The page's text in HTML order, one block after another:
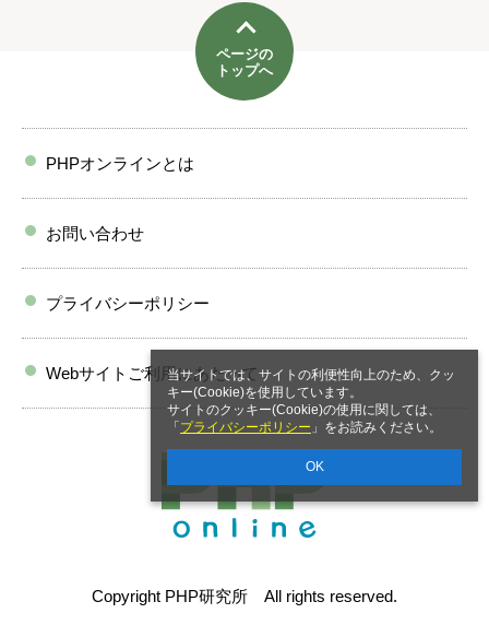
当サイトでは、サイトの利便性向上のため、クッ
キー(Cookie)を使用しています。
サイトのクッキー(Cookie)の使用に関しては、
「 プライバシーポリシー 」をお読みください。
OK
ページの
トップへ
PHPオンラインとは
お問い合わせ
プライバシーポリシー
Webサイトご利用にあたって
Copyright PHP研究所 All rights reserved.